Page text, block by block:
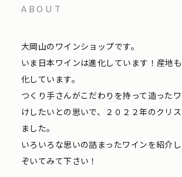
ABOUT
大岡山のワインショップです。
いま日本ワインは進化しています！産地
化しています。
つくり手さんがこだわりを持って造った
けしたいとの思いで、２０２２年のクリ
ました。
いろいろな思いの詰まったワインを紹介
ぞいてみて下さい！